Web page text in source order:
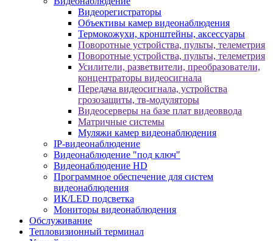
Видеорегистраторы
Объективы камер видеонаблюдения
Термокожухи, кронштейны, аксессуары
Поворотные устройства, пульты, телеметрия
Поворотные устройства, пульты, телеметрия
Усилители, разветвители, преобразователи,
концентраторы видеосигнала
Передача видеосигнала, устройства
грозозащиты, тв-модуляторы
Видеосерверы на базе плат видеоввода
Матричные системы
Муляжи камер видеонаблюдения
IP-видеонаблюдение
Видеонаблюдение "под ключ"
Видеонаблюдение HD
Программное обеспечение для систем
видеонаблюдения
ИК/LED подсветка
Мониторы видеонаблюдения
Обслуживание
Тепловизионный терминал